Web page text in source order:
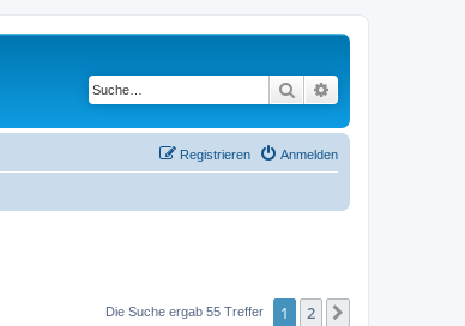
Suche
Anmelden
Registrieren
Die Suche ergab 55 Treffer 1 2